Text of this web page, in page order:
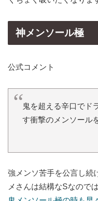
神メンソール極
公式コメント
鬼を超える辛口でド
す衝撃のメンソール
強メンソ苦手を公言し続
メさんは結構なSなので